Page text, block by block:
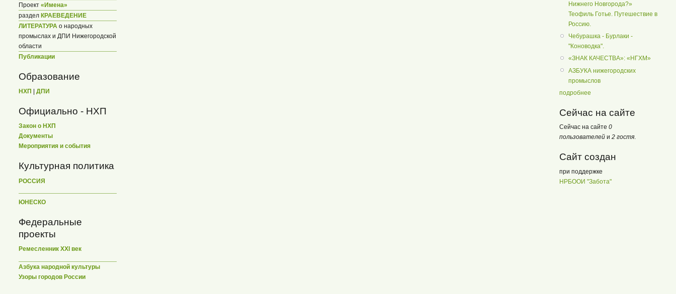
Проект «Имена»
раздел КРАЕВЕДЕНИЕ
ЛИТЕРАТУРА о народных
промыслах и ДПИ Нижегородской
области
Публикации
Образование
НХП ДПИ
Официально - НХП
Закон о НХП
Документы
Мероприятия и события
Культурная политика
РОССИЯ
ЮНЕСКО
Федеральные
проекты
Ремесленник XXI век
Азбука народной культуры
Узоры городов России
Нижнего Новгорода?»
Теофиль Готье. Путешествие в
Россию.
Чебурашка - Бурлаки -
"Коноводка".
«ЗНАК КАЧЕСТВА»: «НГХМ»
АЗБУКА нижегородских
промыслов
подробнее
Сейчас на сайте
Сейчас на сайте 0
пользователей и 2 гостя
Сайт создан
при поддержке
НРБООИ "Забота"